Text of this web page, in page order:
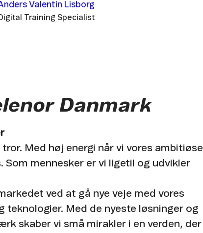
Valentin Lisborg
Training Specialist
Danmark
Med høj energi når vi vores ambitiøse
mennesker er vi ligetil og udvikler
ved at gå nye veje med vores
teknologier. Med de nyeste løsninger og
skaber vi små mirakler i en verden, der